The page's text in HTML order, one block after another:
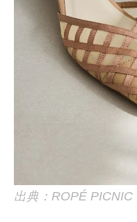
出典：ROPÉ PICNIC